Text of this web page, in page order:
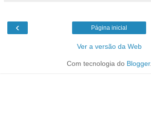
‹ Página inicial
Ver a versão da Web
Com tecnologia do Blogger.